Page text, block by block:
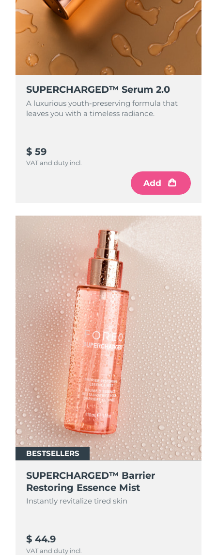
SUPERCHARGED™ Serum 2.0
A luxurious youth-preserving formula that
leaves you with a timeless radiance.
$ 59
VAT and duty incl.
Add
BESTSELLERS
SUPERCHARGED™ Barrier
Restoring Essence Mist
Instantly revitalize tired skin
$ 44.9
VAT and duty incl.